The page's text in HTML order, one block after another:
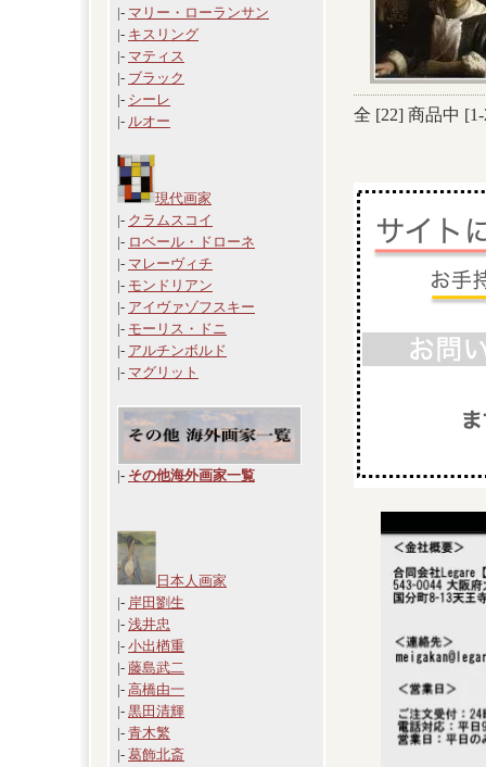
|- マリー・ローランサン
|- キスリング
|- マティス
|- ブラック
|- シーレ
|- ルオー
現代画家
|- クラムスコイ
|- ロベール・ドローネ
|- マレーヴィチ
|- モンドリアン
|- アイヴァゾフスキー
|- モーリス・ドニ
|- アルチンボルド
|- マグリット
|- その他海外画家一覧
日本人画家
|- 岸田劉生
|- 浅井忠
|- 小出楢重
|- 藤島武二
|- 高橋由一
|- 黒田清輝
|- 青木繁
|- 葛飾北斎
全 [22] 商品中 [1-